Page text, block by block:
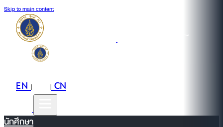
Skip to main content
EN| |CN
นักศึกษา